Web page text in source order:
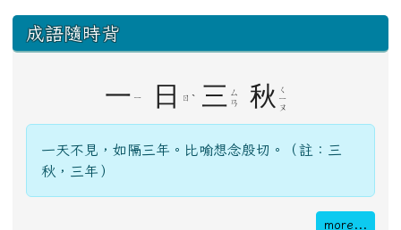
下中右區域內容
成語隨時背
一 ㄧ 日 ㄖ ˋ 三
ㄙ
ㄢ
秋
ㄑ
ㄧ
ㄡ
一天不見，如隔三年。比喻想念殷切。（註：三
秋，三年）
more...